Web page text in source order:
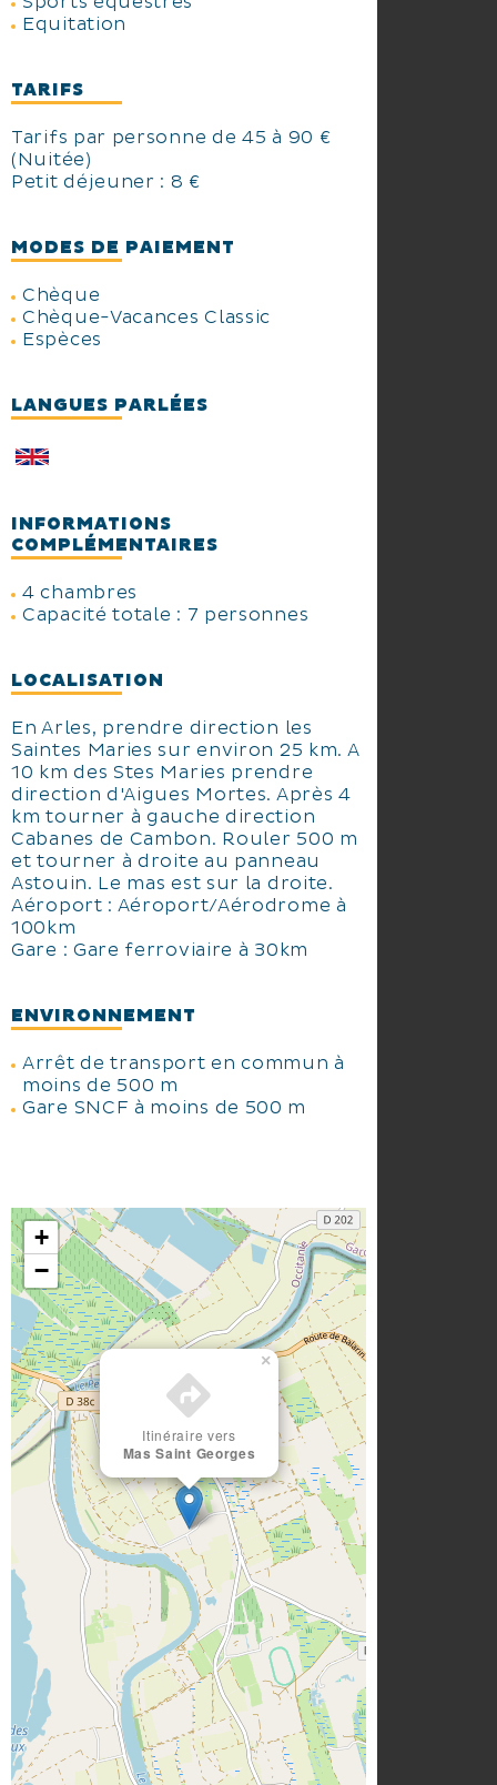
Equitation
TARIFS
Tarifs par personne de 45 à 90 €
(Nuitée)
Petit déjeuner : 8 €
MODES DE PAIEMENT
Chèque
Chèque-Vacances Classic
Espèces
LANGUES PARLÉES
INFORMATIONS
COMPLÉMENTAIRES
4 chambres
Capacité totale : 7 personnes
LOCALISATION
En Arles, prendre direction les
Saintes Maries sur environ 25 km. A
10 km des Stes Maries prendre
direction d'Aigues Mortes. Après 4
km tourner à gauche direction
Cabanes de Cambon. Rouler 500 m
et tourner à droite au panneau
Astouin. Le mas est sur la droite.
Aéroport : Aéroport/Aérodrome à
100km
Gare : Gare ferroviaire à 30km
ENVIRONNEMENT
Arrêt de transport en commun à
moins de 500 m
Gare SNCF à moins de 500 m
Itinéraire vers
Mas Saint Georges
×
+
−